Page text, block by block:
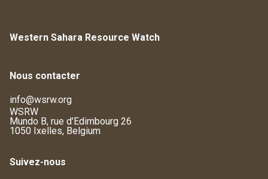
Western Sahara Resource Watch
Nous contacter
info@wsrw.org
WSRW
Mundo B, rue d'Edimbourg 26
1050 Ixelles, Belgium
Suivez-nous